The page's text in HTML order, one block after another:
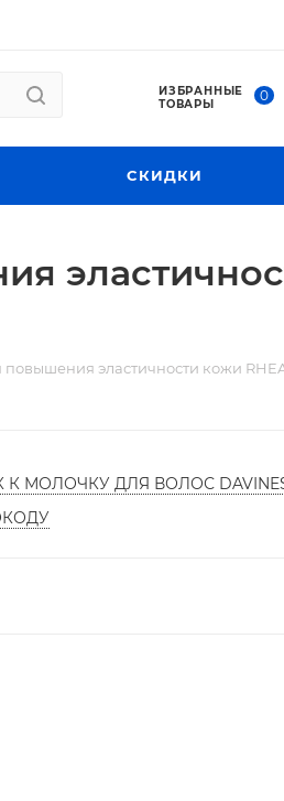
ИЗБРАННЫЕ
ТОВАРЫ
0
СКИДКИ
эластичности кожи
МОЛОЧКУ ДЛЯ ВОЛОС